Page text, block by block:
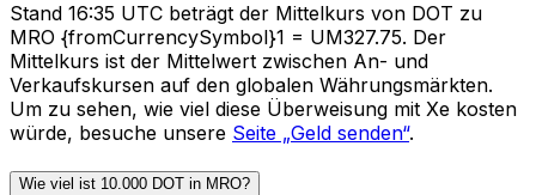
Stand 16:35 UTC beträgt der Mittelkurs von DOT zu
MRO {fromCurrencySymbol}1 = UM327.75. Der
Mittelkurs ist der Mittelwert zwischen An- und
Verkaufskursen auf den globalen Währungsmärkten.
Um zu sehen, wie viel diese Überweisung mit Xe kosten
würde, besuche unsere Seite „Geld senden“.
Wie viel ist 10.000 DOT in MRO?